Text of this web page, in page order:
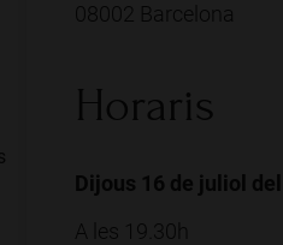
08002 Barcelona
Horaris
Dijous 16 de juliol
A les 19.30h